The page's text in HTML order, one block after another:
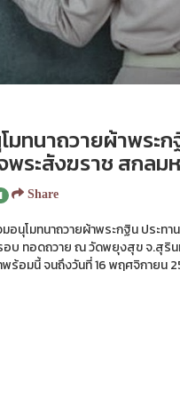
ทนาถวายผ้าพระ
ระสังฆราช สกลม
Share
โมทนาถวายผ้าพระกฐิน ประท
บ ทอดถวาย ณ วัดพยุงสุข จ.สุริน
ร้อมนี้ จนถึงวันที่ 16 พฤศจิกายน